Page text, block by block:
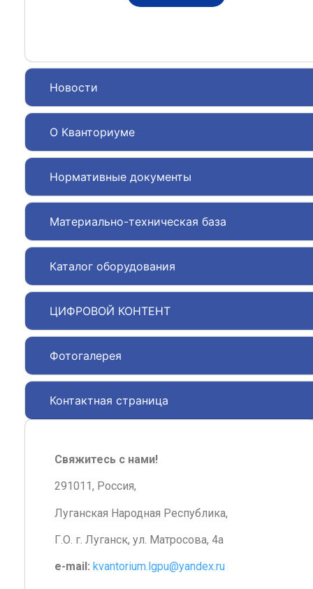
Новости
О Кванториуме
Нормативные документы
Материально-техническая база
Каталог оборудования
ЦИФРОВОЙ КОНТЕНТ
Фотогалерея
Контактная страница
Свяжитесь с нами!
291011, Россия,
Луганская Народная Республика,
Г.О. г. Луганск, ул. Матросова, 4а
e-mail: kvantorium.lgpu@yandex.ru